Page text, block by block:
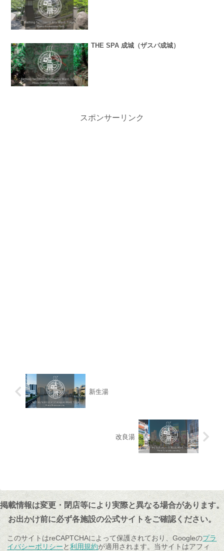
THE SPA 成城（ザスパ成城）
スポンサーリンク
新生湯
改良湯
掲載情報は変更・閉店等により実際と異なる場合があります。
お出かけ前に必ず各施設の公式サイトをご確認ください。
このサイトはreCAPTCHAによって保護されており、Googleのプラ
イバシーポリシーと利用規約が適用されます。当サイトはアフィ